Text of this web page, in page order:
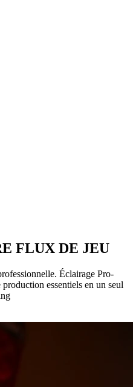
FLUX DE JEU
Éclairage Pro-
essentiels en un seul